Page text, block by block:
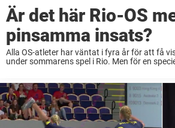
Är det här Rio-OS
pinsamma insats?
Alla OS-atleter har väntat i fyra år för att få
under sommarens spel i Rio. Men för en